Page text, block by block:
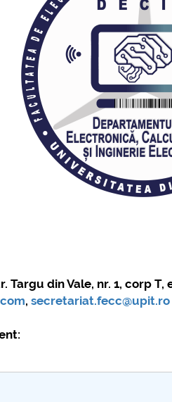
Targu din Vale, nr. 1, corp T,
, secretariat.fecc@upit.ro
information...